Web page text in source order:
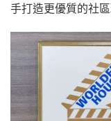
手打造更優質的社區